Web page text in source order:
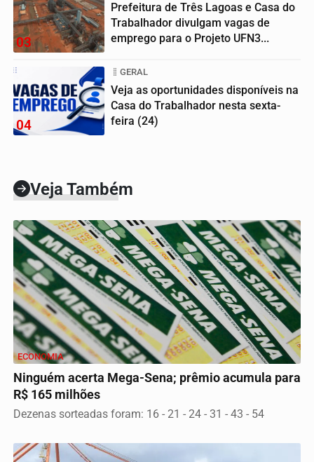
03
Prefeitura de Três Lagoas e Casa do
Trabalhador divulgam vagas de
emprego para o Projeto UFN3...
04
GERAL
Veja as oportunidades disponíveis na
Casa do Trabalhador nesta sexta-
feira (24)
Veja Também
ECONOMIA
Ninguém acerta Mega-Sena; prêmio acumula para
R$ 165 milhões
Dezenas sorteadas foram: 16 - 21 - 24 - 31 - 43 - 54